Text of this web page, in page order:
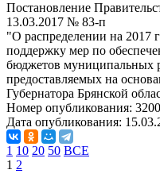
Постановление
13.03.2017 № 83-п
"О распределении на 2017
поддержку мер по
бюджетов муниципальных
предоставляемых на
Губернатора Брянской
Номер опубликования:
Дата опубликования:
1 10 20 50 ВСЕ
1 2